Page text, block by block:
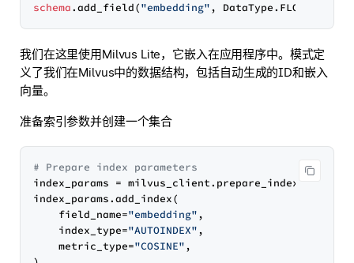
schema.add_field("embedding" ,
我们在这里使用Milvus Lite，它嵌入在应用程序中。模式定
义了我们在Milvus中的数据结构，包括自动生成的ID和嵌入
向量。
准备索引参数并创建一个集合
# Prepare index parameters
index_params = milvus_client.prepare_index_params
index_params.add_index(
    field_name
="embedding" ,
    index_type
="AUTOINDEX" ,
    metric_type
="COSINE"